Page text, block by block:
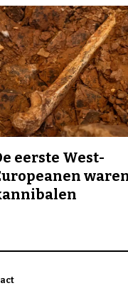
eerste West-